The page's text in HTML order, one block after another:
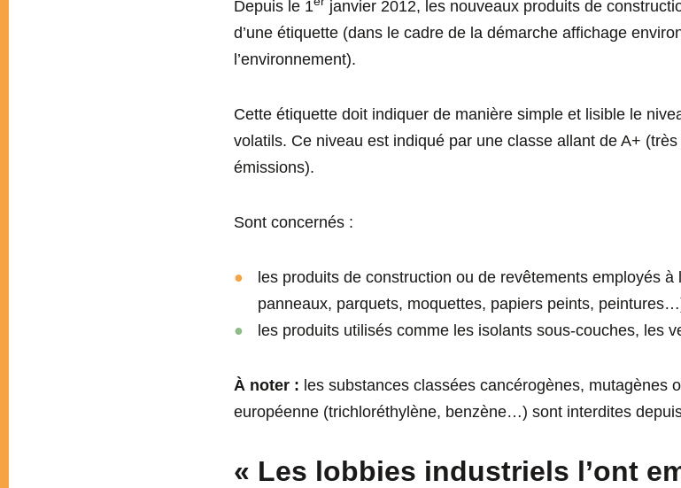
Depuis le 1
janvier 2012, les nouveaux produits de
d’une étiquette (dans le cadre de la démarche affichage
l’environnement).
Cette étiquette doit indiquer de manière simple et lisible le
volatils. Ce niveau est indiqué par une classe allant de A+
émissions).
Sont concernés :
les produits de construction ou de revêtements employés à
panneaux, parquets, moquettes, papiers peints,
les produits utilisés comme les isolants sous-couches, les
À noter : les substances classées cancérogènes, mutagènes
européenne (trichloréthylène, benzène…) sont interdites
« Les lobbies industriels l’ont